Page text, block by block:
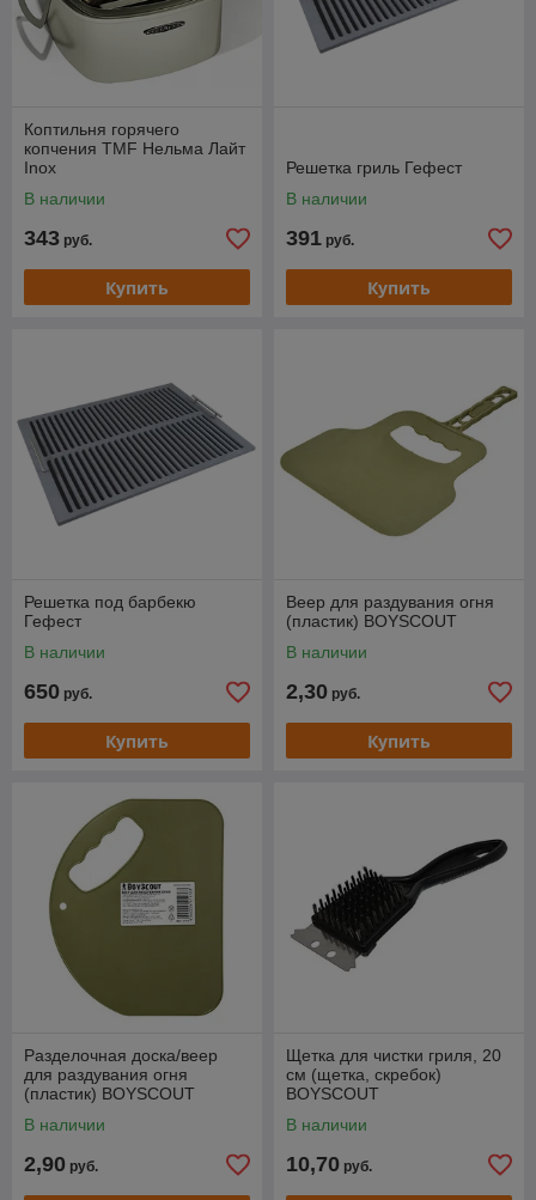
Коптильня горячего
копчения TMF Нельма Лайт
Inox
В наличии
343 руб.
Купить
Решетка гриль Гефест
В наличии
391 руб.
Купить
Решетка под барбекю
Гефест
В наличии
650 руб.
Купить
Веер для раздувания огня
(пластик) BOYSCOUT
В наличии
2,30 руб.
Купить
Разделочная доска/веер
для раздувания огня
(пластик) BOYSCOUT
В наличии
2,90 руб.
Щетка для чистки гриля, 20
см (щетка, скребок)
BOYSCOUT
В наличии
10,70 руб.